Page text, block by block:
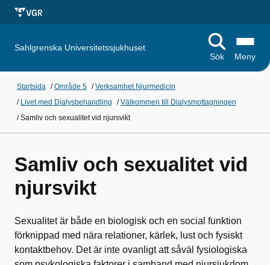
Sahlgrenska Universitetssjukhuset
Sök
Meny
Startsida /Område 5 /Verksamhet Njurmedicin
/ Livet med Dialysbehandling /Välkommen till Dialysmottagningen
/Samliv och sexualitet vid njursvikt
Samliv och sexualitet vid
njursvikt
Sexualitet är både en biologisk och en social funktion
förknippad med nära relationer, kärlek, lust och fysiskt
kontaktbehov. Det är inte ovanligt att såväl fysiologiska